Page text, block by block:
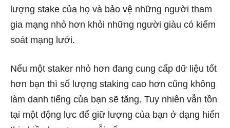
lượng stake của họ và bảo vệ những người tham
gia mạng nhỏ hơn khỏi những người giàu có kiểm
soát mạng lưới.
Nếu một staker nhỏ hơn đang cung cấp dữ liệu tốt
hơn bạn thì số lượng staking cao hơn cũng không
làm danh tiếng của bạn sẽ tăng. Tuy nhiên vẫn tồn
tại một động lực để giữ lượng của bạn ở dạng hiển